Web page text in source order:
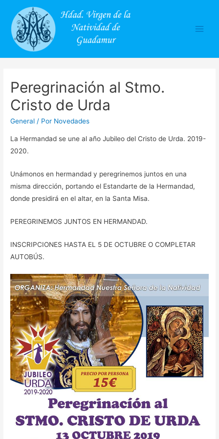
Peregrinación al Stmo.
Cristo de Urda
General / Por Novedades
La Hermandad se une al año Jubileo del Cristo de Urda. 2019-
2020.
Unámonos en hermandad y peregrinemos juntos en una
misma dirección, portando el Estandarte de la Hermandad,
donde presidirá en el altar, en la Santa Misa.
PEREGRINEMOS JUNTOS EN HERMANDAD.
INSCRIPCIONES HASTA EL 5 DE OCTUBRE O COMPLETAR
AUTOBÚS.